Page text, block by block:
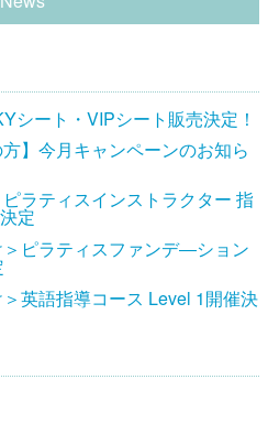
シート・VIPシート販売決定！
】今月キャンペーンのお知ら
ラティスインストラクター 指
定
ピラティスファンデ―ション
英語指導コース Level 1開催決